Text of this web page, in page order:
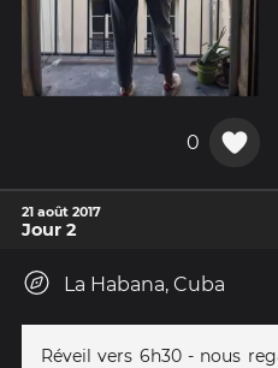
0
21 août 2017
Jour 2
La Habana, Cuba
Réveil vers 6h30 - nous